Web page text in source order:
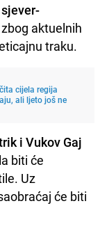
aktuelnih
traku.
cijela regija
ali ljeto još ne
i Vukov Gaj
biti će
Uz
će biti